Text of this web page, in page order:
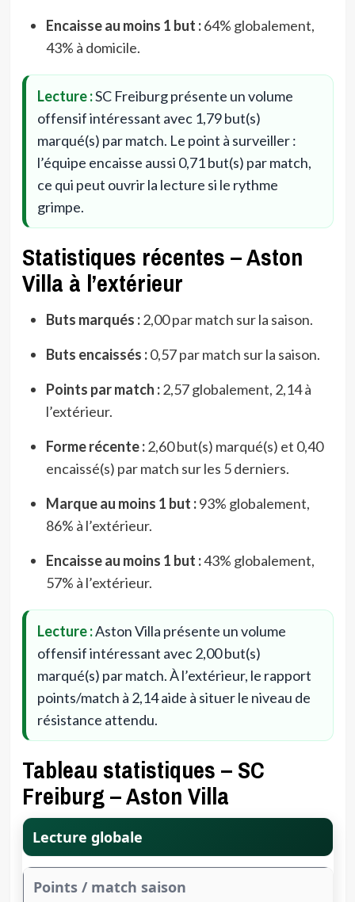
Encaisse au moins 1 but :64% globalement,
43% à domicile.
Lecture :SC Freiburg présente un volume
offensif intéressant avec 1,79 but(s)
marqué(s) par match. Le point à surveiller :
l’équipe encaisse aussi 0,71 but(s) par match,
ce qui peut ouvrir la lecture si le rythme
grimpe.
Statistiques récentes – Aston
Villa à l’extérieur
Buts marqués :2,00 par match sur la saison.
Buts encaissés :0,57 par match sur la saison.
Points par match :2,57 globalement, 2,14 à
l’extérieur.
Forme récente :2,60 but(s) marqué(s) et 0,40
encaissé(s) par match sur les 5 derniers.
Marque au moins 1 but :93% globalement,
86% à l’extérieur.
Encaisse au moins 1 but :43% globalement,
57% à l’extérieur.
Lecture :Aston Villa présente un volume
offensif intéressant avec 2,00 but(s)
marqué(s) par match. À l’extérieur, le rapport
points/match à 2,14 aide à situer le niveau de
résistance attendu.
Tableau statistiques – SC
Freiburg – Aston Villa
Lecture globale
Points / match saison